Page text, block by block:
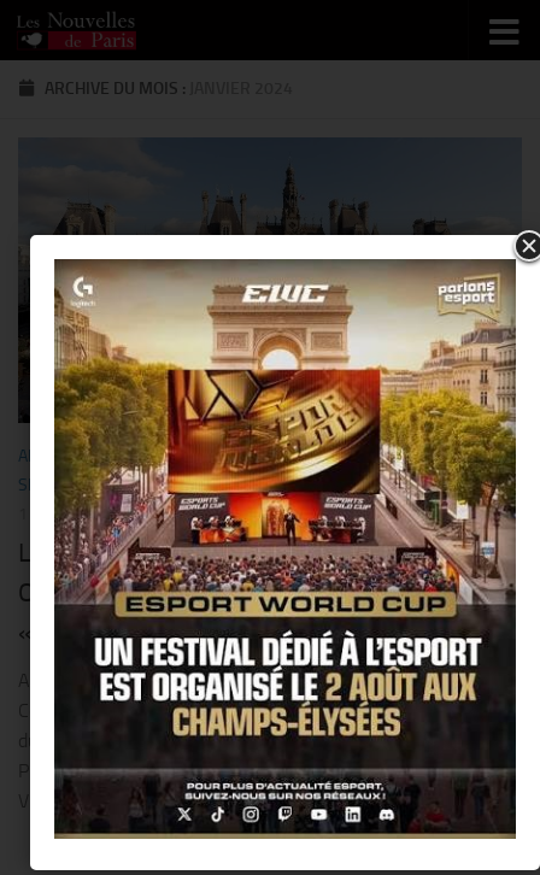
Skip to content
ARCHIVE DU MOIS :
ART DE VIVRE /BUSINESS /CÉRÉMONIE/PEOPLE/SORTIR/
SPORT
1 JANVIER 2024
La « Ville de Paris » aux couleurs des Jeux
Olympiques et des Jeux Paralympiques de
« Paris 2024 » !!
Anne Hidalgo, Maire de Paris, Thomas Bach, Président du
Comité International Olympique, Andrew Parsons, Président
du Comité International Paralympique et Tony Estanguet,
Président de Paris 2024 ont inauguré l’habillage de l’Hôtel de
Ville de...